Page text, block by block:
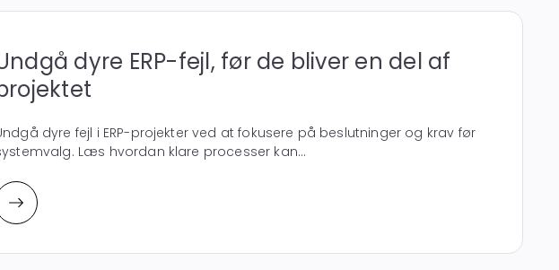
dyre ERP-fejl, før de bliver en del af
dyre fejl i ERP-projekter ved at fokusere på beslutninger og krav før
Læs hvordan klare processer kan...